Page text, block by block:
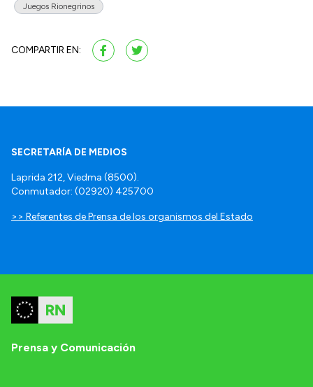
Juegos Rionegrinos
COMPARTIR EN:
SECRETARÍA DE MEDIOS
Laprida 212, Viedma (8500).
Conmutador: (02920) 425700
>> Referentes de Prensa de los organismos del Estado
Prensa y Comunicación